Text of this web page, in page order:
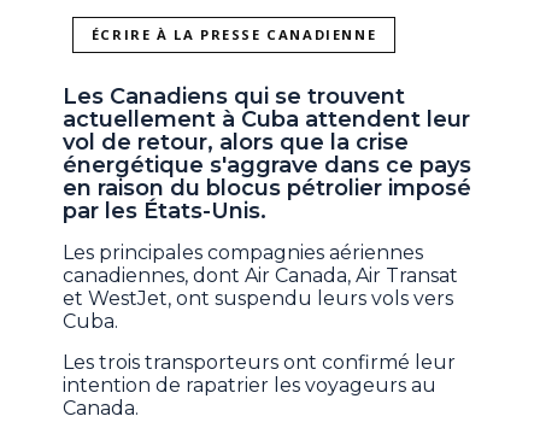
ÉCRIRE À LA PRESSE CANADIENNE
Les Canadiens qui se trouvent
actuellement à Cuba attendent leur
vol de retour, alors que la crise
énergétique s'aggrave dans ce pays
en raison du blocus pétrolier imposé
par les États-Unis.
Les principales compagnies aériennes
canadiennes, dont Air Canada, Air Transat
et WestJet, ont suspendu leurs vols vers
Cuba.
Les trois transporteurs ont confirmé leur
intention de rapatrier les voyageurs au
Canada.